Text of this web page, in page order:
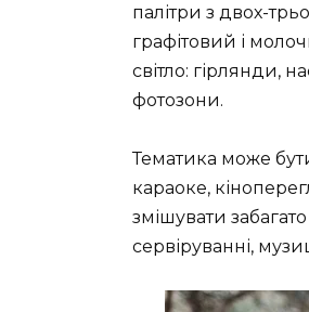
палітри з двох-
графітовий і
світло: гірлянди,
фотозони.
Тематика може
караоке,
змішувати
сервіруванні,